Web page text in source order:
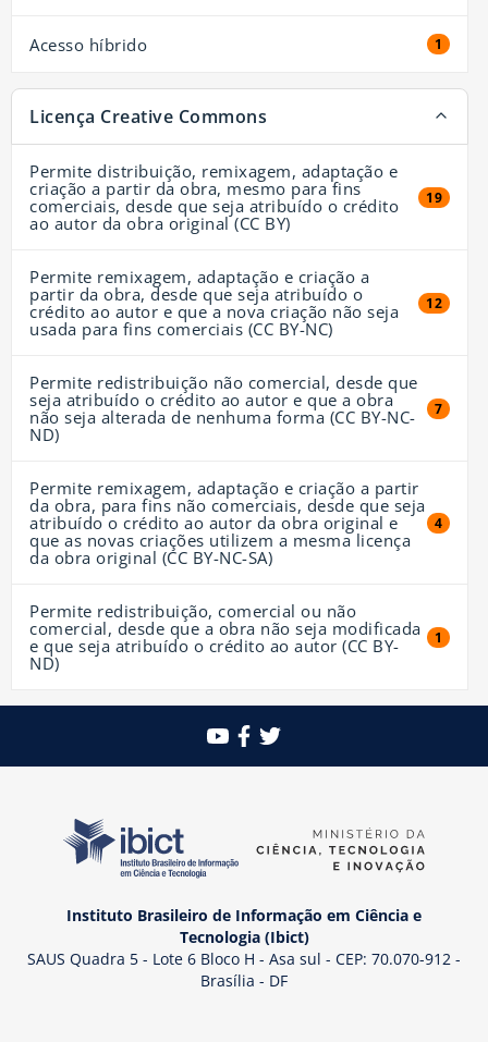
Acesso híbrido 1
1
Licença Creative Commons
Permite distribuição, remixagem, adaptação e
criação a partir da obra, mesmo para fins
comerciais, desde que seja atribuído o crédito
ao autor da obra original (CC BY)
19
19
Permite remixagem, adaptação e criação a
partir da obra, desde que seja atribuído o
crédito ao autor e que a nova criação não seja
usada para fins comerciais (CC BY-NC)
12
12
Permite redistribuição não comercial, desde que
seja atribuído o crédito ao autor e que a obra
não seja alterada de nenhuma forma (CC BY-NC-
ND)
7
7
Permite remixagem, adaptação e criação a partir
da obra, para fins não comerciais, desde que seja
atribuído o crédito ao autor da obra original e
que as novas criações utilizem a mesma licença
da obra original (CC BY-NC-SA)
4
4
Permite redistribuição, comercial ou não
comercial, desde que a obra não seja modificada
e que seja atribuído o crédito ao autor (CC BY-
ND)
1
1
Instituto Brasileiro de Informação em Ciência e
Tecnologia (Ibict)
SAUS Quadra 5 - Lote 6 Bloco H - Asa sul - CEP: 70.070-912 -
Brasília - DF